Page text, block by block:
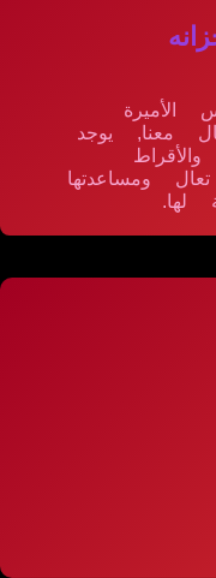
الأميرة
معنا, يوجد
تعال ومساعدتها
لها.